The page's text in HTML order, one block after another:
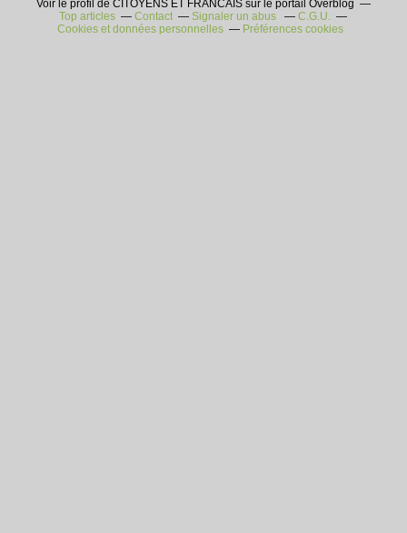
Voir le profil de CITOYENS ET FRANCAIS sur le portail Overblog
Top articles
Contact Signaler un abus
C.G.U.
Cookies et données personnelles
Préférences cookies